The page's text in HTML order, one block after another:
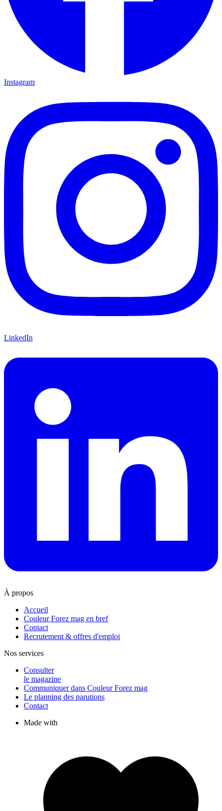
Instagram
LinkedIn
À propos
Accueil
Couleur Forez mag en bref
Contact
Recrutement & offres d'emploi
Nos services
Consulter
le magazine
Communiquer dans Couleur Forez mag
Le planning des parutions
Contact
Made with